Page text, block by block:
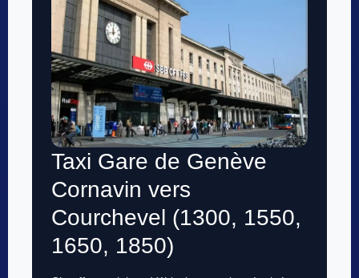
Taxi Gare de Genève
Cornavin vers
Courchevel (1300, 1550,
1650, 1850)